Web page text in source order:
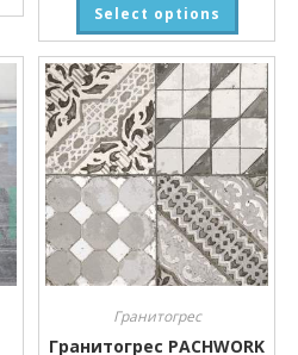
Select options
Гранитогрес
Гранитогрес PACHWORK